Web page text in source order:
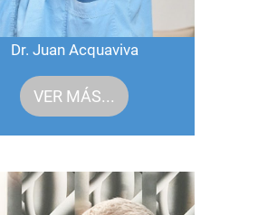
Dr. Juan Acquaviva
VER MÁS...